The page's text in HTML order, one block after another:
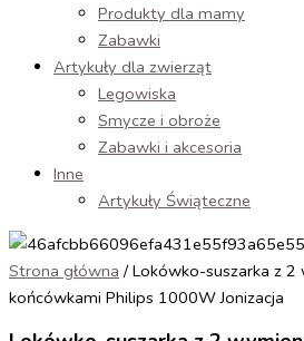
Produkty dla mamy
Zabawki
Artykuły dla zwierząt
Legowiska
Smycze i obroże
Zabawki i akcesoria
Inne
Artykuły Świąteczne
Strona główna / Lokówko-suszarka z 2
końcówkami Philips 1000W Jonizacja